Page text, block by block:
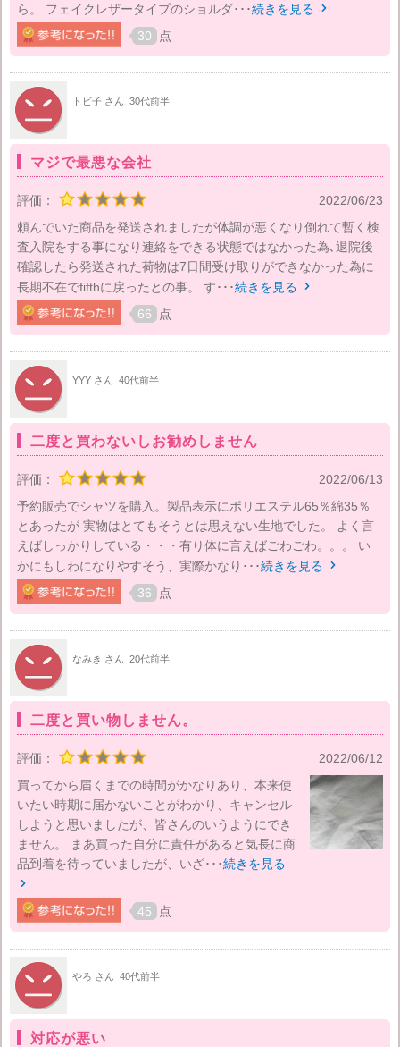
ら。 フェイクレザータイプのショルダ･･･続きを見る 
30 点
トビ子 さん 30代前半
マジで最悪な会社
評価：
2022/06/23
頼んでいた商品を発送されましたが体調が悪くなり倒れて暫く検
査入院をする事になり連絡をできる状態ではなかった為､退院後
確認したら発送された荷物は7日間受け取りができなかった為に
長期不在でfifthに戻ったとの事。 す･･･続きを見る 
66 点
YYY さん 40代前半
二度と買わないしお勧めしません
評価：
2022/06/13
予約販売でシャツを購入。製品表示にポリエステル65％綿35％
とあったが 実物はとてもそうとは思えない生地でした。 よく言
えばしっかりしている・・・有り体に言えばごわごわ。。。 い
かにもしわになりやすそう、実際かなり･･･続きを見る 
36 点
なみき さん 20代前半
二度と買い物しません。
評価：
2022/06/12
買ってから届くまでの時間がかなりあり、本来使
いたい時期に届かないことがわかり、キャンセル
しようと思いましたが、皆さんのいうようにでき
ません。 まあ買った自分に責任があると気長に商
品到着を待っていましたが、いざ･･･続きを見る

45 点
やろ さん 40代前半
対応が悪い